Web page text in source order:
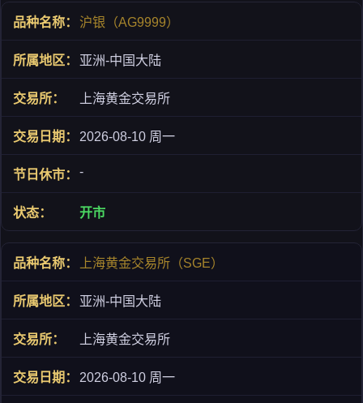
沪银（AG9999）
亚洲-中国大陆
上海黄金交易所
2026-08-10 周一
-
开市
上海黄金交易所（SGE）
亚洲-中国大陆
上海黄金交易所
2026-08-10 周一